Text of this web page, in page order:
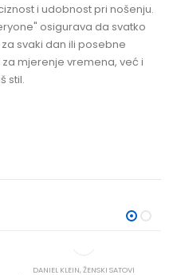
i udobnost pri nošenju.
osigurava da svatko
svaki dan ili posebne
mjerenje vremena, već i
stil.
DANIEL KLEIN,ŽENSKI SATOVI